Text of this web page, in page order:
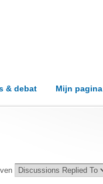
& debat Mijn pagina